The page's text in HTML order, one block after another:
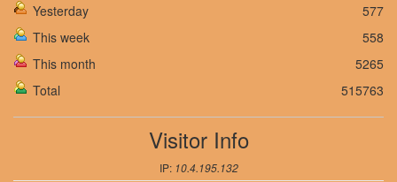
Yesterday
577
This week
558
This month
5265
Total
515763
Visitor Info
IP: 10.4.195.132